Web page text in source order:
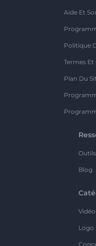
Aide Et
Politique
Termes
Plan Du
Blog
Vidéo
Logo